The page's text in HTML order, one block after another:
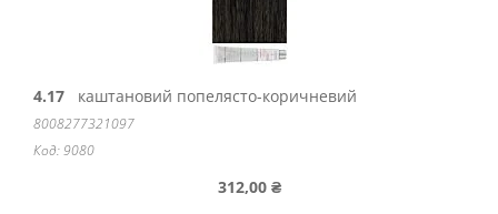
4.17 каштановий попелясто-коричневий
8008277321097
Код: 9080
312,00 ₴